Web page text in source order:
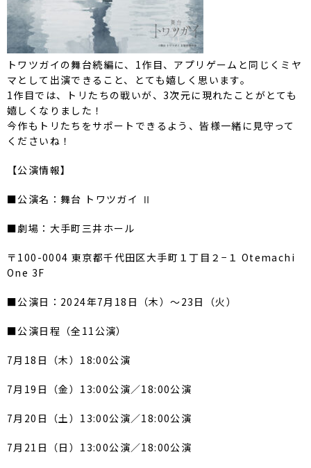
トワツガイの舞台続編に、1作目、アプリゲームと同じくミヤ
マとして出演できること、とても嬉しく思います。
1作目では、トリたちの戦いが、3次元に現れたことがとても
嬉しくなりました！
今作もトリたちをサポートできるよう、皆様一緒に見守って
くださいね！
【公演情報】
■公演名：舞台 トワツガイ Ⅱ
■劇場：大手町三井ホール
〒100-0004 東京都千代田区大手町１丁目２−１ Otemachi
One 3F
■公演日：2024年7月18日（木）～23日（火）
■公演日程（全11公演）
7月18日（木）18:00公演
7月19日（金）13:00公演／18:00公演
7月20日（土）13:00公演／18:00公演
7月21日（日）13:00公演／18:00公演